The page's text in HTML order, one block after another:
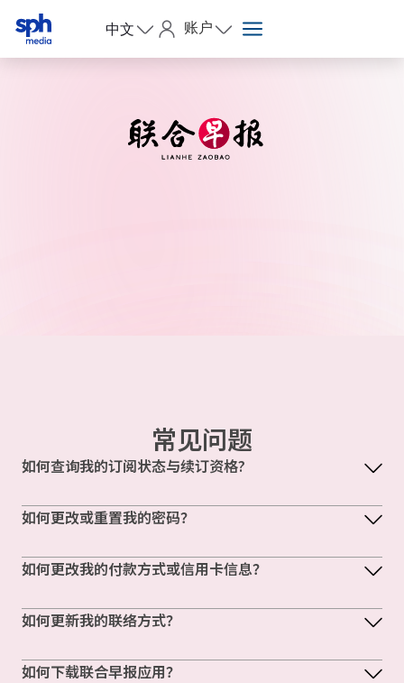
中文 账户
常见问题
如何查询我的订阅状态与续订资格?
如何更改或重置我的密码？
如何更改我的付款方式或信用卡信息？
如何更新我的联络方式？
如何下载联合早报应用？